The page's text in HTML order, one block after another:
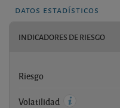
datos estadísticos
INDICADORES DE RIESGO
Riesgo
Volatilidad